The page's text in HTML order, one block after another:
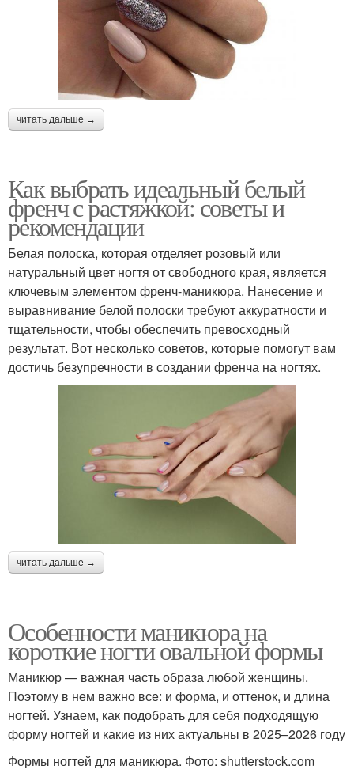
читать дальше →
Как выбрать идеальный белый
френч с растяжкой: советы и
рекомендации
Белая полоска, которая отделяет розовый или
натуральный цвет ногтя от свободного края, является
ключевым элементом френч-маникюра. Нанесение и
выравнивание белой полоски требуют аккуратности и
тщательности, чтобы обеспечить превосходный
результат. Вот несколько советов, которые помогут вам
достичь безупречности в создании френча на ногтях.
читать дальше →
Особенности маникюра на
короткие ногти овальной формы
Маникюр — важная часть образа любой женщины.
Поэтому в нем важно все: и форма, и оттенок, и длина
ногтей. Узнаем, как подобрать для себя подходящую
форму ногтей и какие из них актуальны в 2025–2026 году
Формы ногтей для маникюра. Фото: shutterstock.com